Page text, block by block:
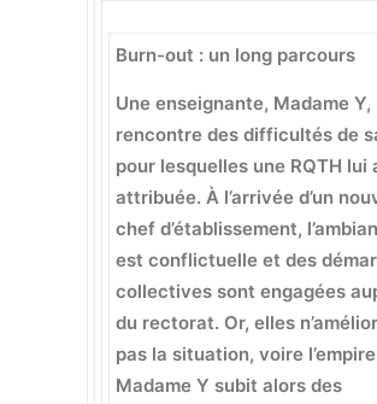
Burn-out : un long parcours
Une enseignante, Madame Y,
rencontre des difficultés de
pour lesquelles une RQTH lui
attribuée. À l’arrivée d’un
chef d’établissement,
est conflictuelle et des
collectives sont engagées
du rectorat. Or, elles
pas la situation, voire
Madame Y subit alors des